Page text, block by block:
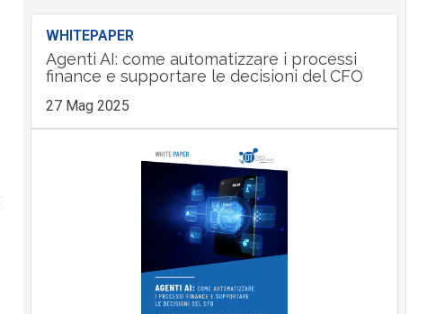
WHITEPAPER
Agenti AI: come automatizzare i processi
finance e supportare le decisioni del CFO
27 Mag 2025